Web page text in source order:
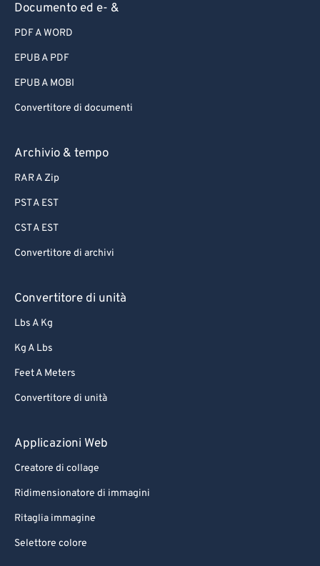
Documento ed e- &
PDF A WORD
EPUB A PDF
EPUB A MOBI
Convertitore di documenti
Archivio & tempo
RAR A Zip
PST A EST
CST A EST
Convertitore di archivi
Convertitore di unità
Lbs A Kg
Kg A Lbs
Feet A Meters
Convertitore di unità
Applicazioni Web
Creatore di collage
Ridimensionatore di immagini
Ritaglia immagine
Selettore colore